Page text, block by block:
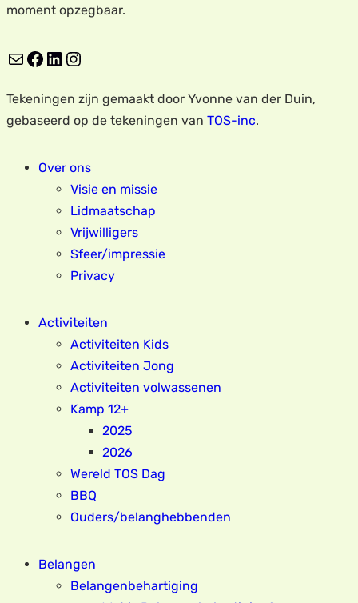
moment opzegbaar.
E-mail Facebook LinkedIn Instagram
Tekeningen zijn gemaakt door Yvonne van der Duin,
gebaseerd op de tekeningen van TOS-inc.
Over ons
Visie en missie
Lidmaatschap
Vrijwilligers
Sfeer/impressie
Privacy
Activiteiten
Activiteiten Kids
Activiteiten Jong
Activiteiten volwassenen
Kamp 12+
2025
2026
Wereld TOS Dag
BBQ
Ouders/belanghebbenden
Belangen
Belangenbehartiging